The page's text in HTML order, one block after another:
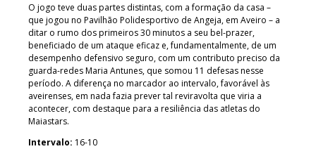
O jogo teve duas partes distintas, com a formação da casa –
que jogou no Pavilhão Polidesportivo de Angeja, em Aveiro – a
ditar o rumo dos primeiros 30 minutos a seu bel-prazer,
beneficiado de um ataque eficaz e, fundamentalmente, de um
desempenho defensivo seguro, com um contributo preciso da
guarda-redes Maria Antunes, que somou 11 defesas nesse
período. A diferença no marcador ao intervalo, favorável às
aveirenses, em nada fazia prever tal reviravolta que viria a
acontecer, com destaque para a resiliência das atletas do
Maiastars.
Intervalo: 16-10